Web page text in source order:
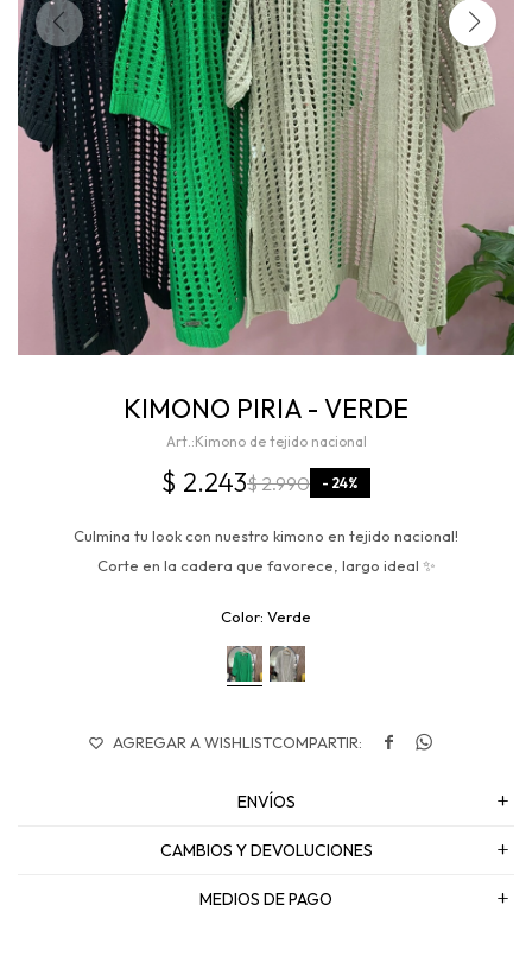
KIMONO PIRIA - VERDE
Kimono de tejido nacional
$ 2.243$2.990 24
Culmina tu look con nuestro kimono en tejido nacional!
Corte en la cadera que favorece, largo ideal ✨
Verde
 
ENVÍOS
CAMBIOS Y DEVOLUCIONES
MEDIOS DE PAGO